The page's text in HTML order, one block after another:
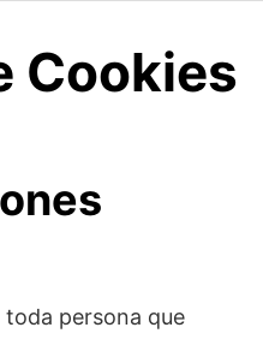
Cookies
persona que